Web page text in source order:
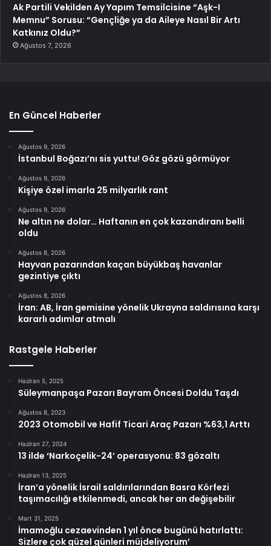
Ak Partili Vekilden Ay Yapım Temsilcisine “Aşk-I
Memnu” Sorusu: “Gençliğe ya da Aileye Nasıl Bir Artı
Katkınız Oldu?”
Ağustos 7, 2026
En Güncel Haberler
Ağustos 9, 2026
İstanbul Boğazı’nı sis yuttu! Göz gözü görmüyor
Ağustos 9, 2026
Kişiye özel imarla 25 milyarlık rant
Ağustos 9, 2026
Ne altın ne dolar… Haftanın en çok kazandıranı belli
oldu
Ağustos 8, 2026
Hayvan pazarından kaçan büyükbaş havanlar
gezintiye çıktı
Ağustos 8, 2026
İran: AB, İran gemisine yönelik Ukrayna saldırısına karşı
kararlı adımlar atmalı
Rastgele Haberler
Haziran 5, 2025
Süleymanpaşa Pazarı Bayram Öncesi Doldu Taşdı
Ağustos 8, 2023
2023 Otomobil ve Hafif Ticari Araç Pazarı %63,1 Arttı
Haziran 27, 2024
13 ilde ‘Narkoçelik-24’ operasyonu: 83 gözaltı
Haziran 13, 2025
İran’a yönelik İsrail saldırılarından Basra Körfezi
taşımacılığı etkilenmedi, ancak her an değişebilir
Mart 31, 2025
İmamoğlu cezaevinden 1 yıl önce bugünü hatırlattı:
Sizlere çok güzel günleri müjdeliyorum’